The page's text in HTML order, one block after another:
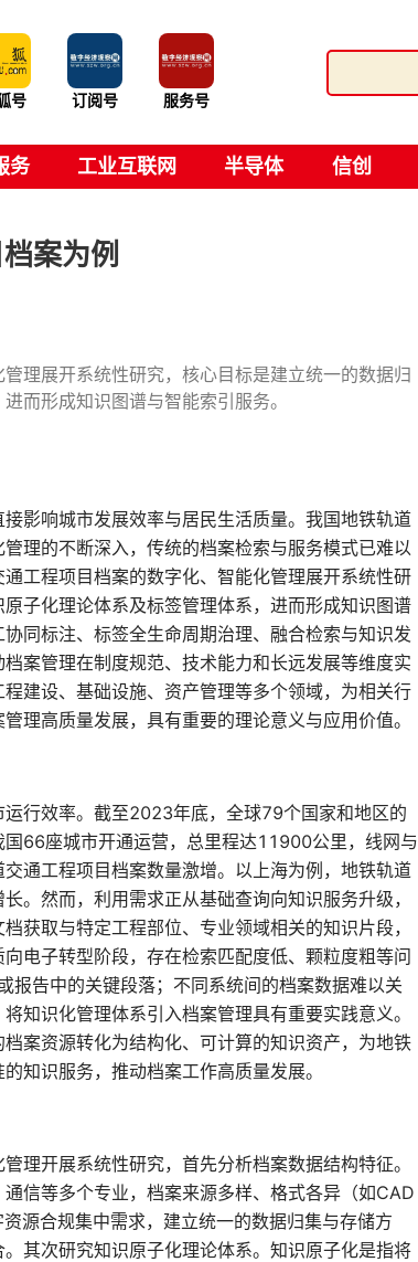
号 订阅号 服务号
务 工业互联网 半导体 信创
案为例
理展开系统性研究，核心目标是建立统一的数据归
而形成知识图谱与智能索引服务。
影响城市发展效率与居民生活质量。我国地铁轨道
理的不断深入，传统的档案检索与服务模式已难以
工程项目档案的数字化、智能化管理展开系统性研
子化理论体系及标签管理体系，进而形成知识图谱
同标注、标签全生命周期治理、融合检索与知识发
案管理在制度规范、技术能力和长远发展等维度实
建设、基础设施、资产管理等多个领域，为相关行
理高质量发展，具有重要的理论意义与应用价值。
行效率。截至2023年底，全球79个国家和地区的
66座城市开通运营，总里程达11900公里，线网与
通工程项目档案数量激增。以上海为例，地铁轨道
。然而，利用需求正从基础查询向知识服务升级，
取与特定工程部位、专业领域相关的知识片段，
电子转型阶段，存在检索匹配度低、颗粒度粗等问
报告中的关键段落；不同系统间的档案数据难以关
知识化管理体系引入档案管理具有重要实践意义。
案资源转化为结构化、可计算的知识资产，为地铁
知识服务，推动档案工作高质量发展。
理开展系统性研究，首先分析档案数据结构特征。
信等多个专业，档案来源多样、格式各异（如CAD
源合规集中需求，建立统一的数据归集与存储方
其次研究知识原子化理论体系。知识原子化是指将